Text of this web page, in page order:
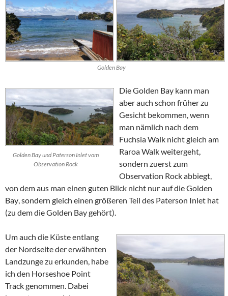
Golden Bay
Golden Bay und Paterson Inlet vom
Observation Rock
DieGolden Baykann man
aber auch schon früher zu
Gesicht bekommen, wenn
man nämlich nach dem
Fuchsia Walknicht gleich am
RaroaWalkweitergeht,
sondern zuerst zum
Observation Rock abbiegt,
von dem aus man einen guten Blick nicht nur auf dieGolden
Bay, sondern gleich einen größeren Teil des Paterson Inlet hat
(zu dem dieGolden Baygehört).
Um auch die Küste entlang
der Nordseite der erwähnten
Landzunge zu erkunden, habe
ich den Horseshoe Point
Trackgenommen. Dabei